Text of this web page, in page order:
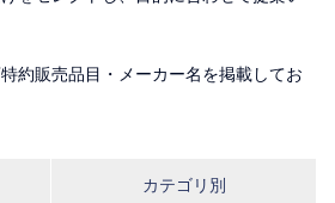
約販売品目・メーカー名を掲載してお
カテゴリ別